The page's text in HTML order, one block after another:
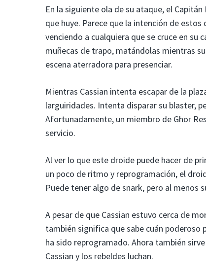
En la siguiente ola de su ataque, el
que huye. Parece que la intención de
venciendo a cualquiera que se cruce en su
muñecas de trapo, matándolas mientras
escena aterradora para presenciar.
Mientras Cassian intenta escapar de la
larguiridades. Intenta disparar su blaster,
Afortunadamente, un miembro de Ghor
servicio.
Al ver lo que este droide puede hacer de
un poco de ritmo y reprogramación, el
Puede tener algo de snark, pero al menos
A pesar de que Cassian estuvo cerca de
también significa que sabe cuán poderoso
ha sido reprogramado. Ahora también
Cassian y los rebeldes luchan.